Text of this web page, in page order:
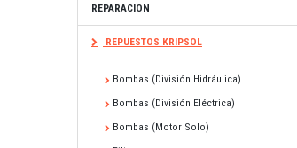
REPARACION
REPUESTOS KRIPSOL
Bombas (división Hidráulica)
Bombas (división Eléctrica)
Bombas (motor Solo)